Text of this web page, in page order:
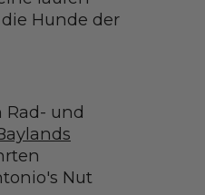
Hunde der
Rad- und
Nut